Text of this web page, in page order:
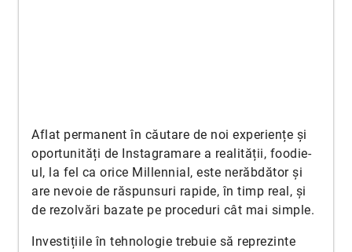
Aflat permanent în căutare de noi experiențe și
oportunități de Instagramare a realității, foodie-
ul, la fel ca orice Millennial, este nerăbdător și
are nevoie de răspunsuri rapide, în timp real, și
de rezolvări bazate pe proceduri cât mai simple.
Investițiile în tehnologie trebuie să reprezinte